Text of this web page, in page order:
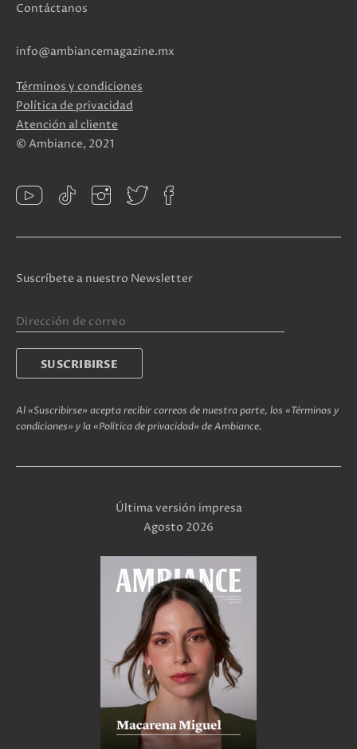
Contáctanos
info@ambiancemagazine.mx
Términos y condiciones
Política de privacidad
Atención al cliente
© Ambiance, 2021
Suscríbete a nuestro Newsletter
Al «Suscribirse» acepta recibir correos de nuestra parte, los «Términos y
condiciones» y la «Política de privacidad» de Ambiance.
Última versión impresa
Agosto 2026